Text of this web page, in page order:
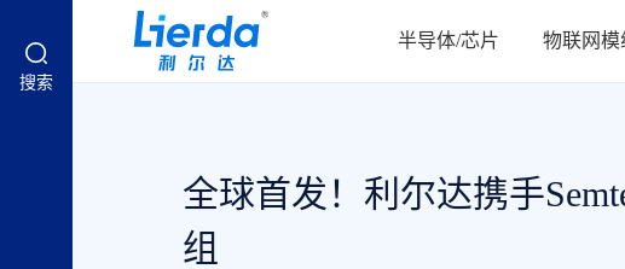
半导体/芯片 物联网模
搜索
全球首发！利尔达携手
组